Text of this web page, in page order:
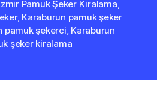
Pamuk Şeker Kiralama
, Karaburun pamuk şeker
pamuk şekerci Karaburun
şeker kiralama